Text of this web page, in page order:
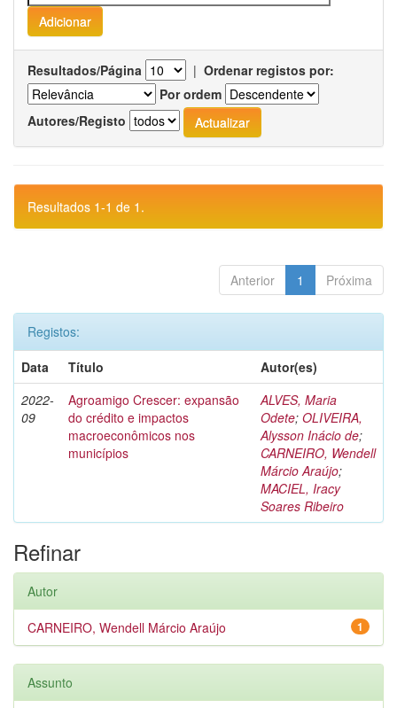
Resultados/Página | Ordenar registos por:
Por ordem
Autores/Registo
Resultados 1-1 de 1.
Anterior 1 Próxima
Registos:
Data
Título
Autor(es)
2022-
09
Agroamigo Crescer: expansão
do crédito e impactos
macroeconômicos nos
municípios
ALVES, Maria
Odete; OLIVEIRA,
Alysson Inácio de;
CARNEIRO, Wendell
Márcio Araújo;
MACIEL, Iracy
Soares Ribeiro
Refinar
Autor
1
CARNEIRO, Wendell Márcio Araújo
Assunto